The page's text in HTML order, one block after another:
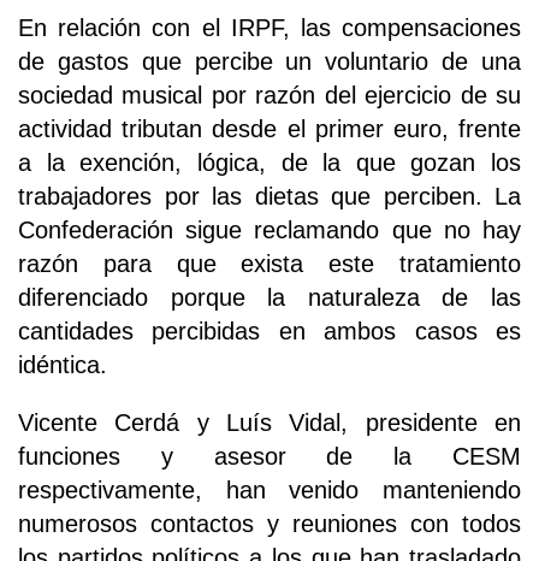
En relación con el IRPF, las compensaciones
de gastos que percibe un voluntario de una
sociedad musical por razón del ejercicio de su
actividad tributan desde el primer euro, frente
a la exención, lógica, de la que gozan los
trabajadores por las dietas que perciben. La
Confederación sigue reclamando que no hay
razón para que exista este tratamiento
diferenciado porque la naturaleza de las
cantidades percibidas en ambos casos es
idéntica.
Vicente Cerdá y Luís Vidal, presidente en
funciones y asesor de la CESM
respectivamente, han venido manteniendo
numerosos contactos y reuniones con todos